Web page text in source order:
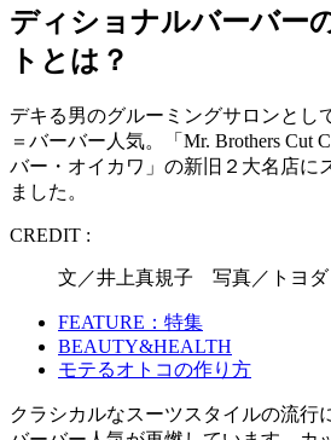
ディショナルバーバー
トとは？
デキる男のグルーミングサロンとし
＝バーバー人気。「Mr. Brothers Cut
バー・オイカワ」の新旧２大名店に
ました。
CREDIT :
文／井上真規子 写真／トヨダ
FEATURE：特集
BEAUTY&HEALTH
モテるオトコの作り方
クラシカルなスーツスタイルの流行